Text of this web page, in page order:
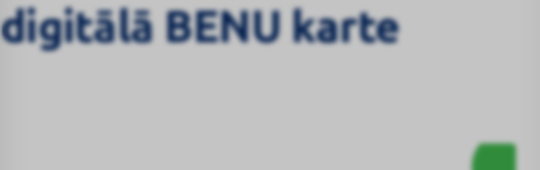
digitālā BENU karte